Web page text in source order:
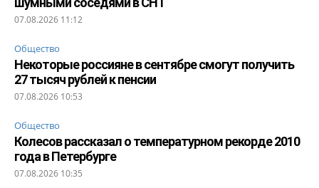
07.08.2026 11:12
Общество
Некоторые россияне в сентябре смогут получить
27 тысяч рублей к пенсии
07.08.2026 10:53
Общество
Колесов рассказал о температурном рекорде 2010
года в Петербурге
07.08.2026 10:35